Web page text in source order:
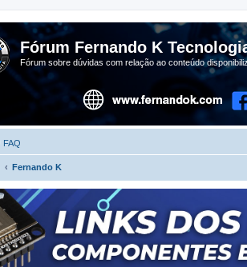
Fórum Fernando K
Fórum sobre dúvidas com relação ao conteúdo
FAQ
Fernando K